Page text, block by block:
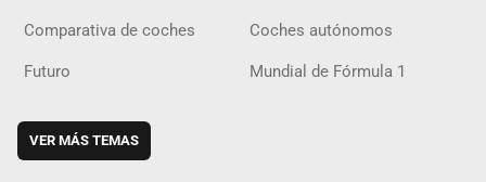
Comparativa de coches Coches autónomos
Futuro Mundial de Fórmula 1
VER MÁS TEMAS